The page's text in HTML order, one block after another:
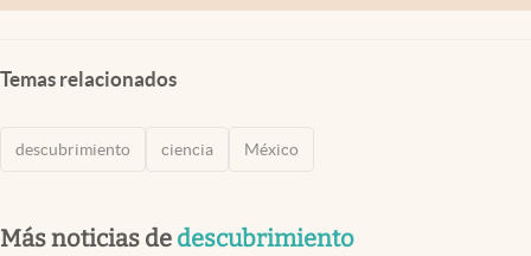
Temas relacionados
descubrimiento ciencia México
Más noticias de descubrimiento